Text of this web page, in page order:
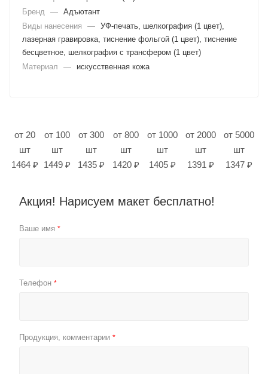
Бренд
— Адъютант
Виды нанесения
— УФ-печать, шелкография (1 цвет),
лазерная гравировка, тиснение фольгой (1 цвет), тиснение
бесцветное, шелкография с трансфером (1 цвет)
Материал
— искусственная кожа
от 20
шт
1464 ₽
от 100
шт
1449 ₽
от 300
шт
1435 ₽
от 800
шт
1420 ₽
от 1000
шт
1405 ₽
от 2000
шт
1391 ₽
от 5000
шт
1347 ₽
Акция! Нарисуем макет бесплатно!
Ваше имя *
Телефон *
Продукция, комментарии *